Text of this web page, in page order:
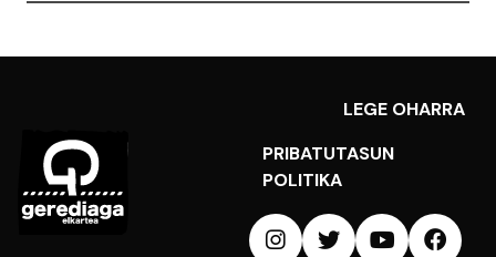
LEGE OHARRA
PRIBATUTASUN
POLITIKA